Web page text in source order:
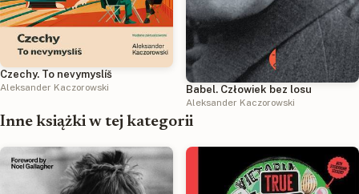
Czechy. To nevymyslíš
Aleksander Kaczorowski Babel. Człowiek bez losu
Aleksander Kaczorowski
Inne książki w tej kategorii